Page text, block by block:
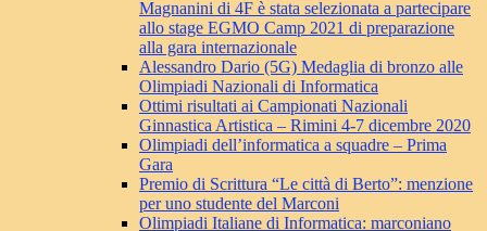
Magnanini di 4F è stata selezionata a partecipare
allo stage EGMO Camp 2021 di preparazione
alla gara internazionale
Alessandro Dario (5G) Medaglia di bronzo alle
Olimpiadi Nazionali di Informatica
Ottimi risultati ai Campionati Nazionali
Ginnastica Artistica – Rimini 4-7 dicembre 2020
Olimpiadi dell’informatica a squadre – Prima
Gara
Premio di Scrittura “Le città di Berto”: menzione
per uno studente del Marconi
Olimpiadi Italiane di Informatica: marconiano